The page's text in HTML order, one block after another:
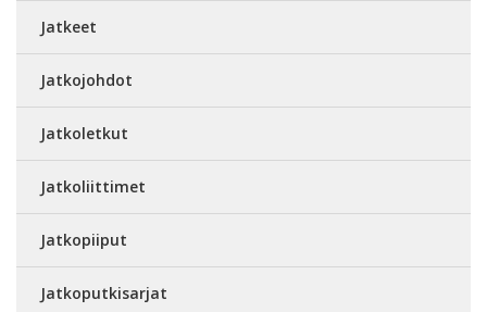
Jatkeet
Jatkojohdot
Jatkoletkut
Jatkoliittimet
Jatkopiiput
Jatkoputkisarjat